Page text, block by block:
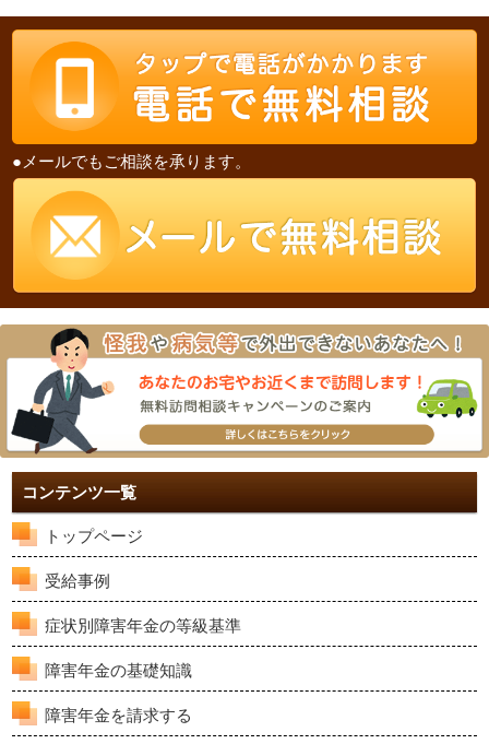
●メールでもご相談を承ります。
コンテンツ一覧
トップページ
受給事例
症状別障害年金の等級基準
障害年金の基礎知識
障害年金を請求する